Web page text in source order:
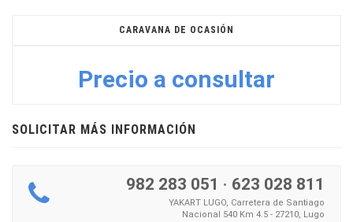
CARAVANA DE OCASIÓN
Precio a consultar
SOLICITAR MÁS INFORMACIÓN
982 283 051 · 623 028 811
YAKART LUGO, Carretera de Santiago
Nacional 540 Km 4.5 - 27210, Lugo